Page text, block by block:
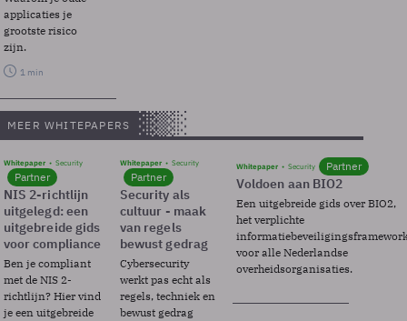
applicaties je
grootste risico
zijn.
1 min
MEER WHITEPAPERS
Whitepaper Security
Partner
NIS 2-richtlijn
uitgelegd: een
uitgebreide gids
voor compliance
Ben je compliant
met de NIS 2-
richtlijn? Hier vind
je een uitgebreide
Whitepaper Security
Partner
Security als
cultuur - maak
van regels
bewust gedrag
Cybersecurity
werkt pas echt als
regels, techniek en
bewust gedrag
Whitepaper Security Partner
Voldoen aan BIO2
Een uitgebreide gids over BIO2,
het verplichte
voor alle Nederlandse
overheidsorganisaties.